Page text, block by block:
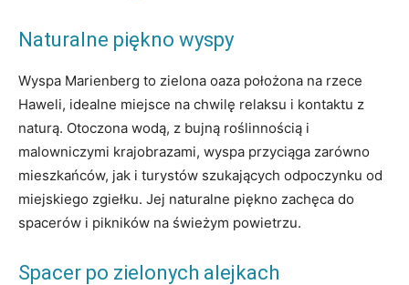
Naturalne piękno wyspy
Wyspa Marienberg to zielona oaza położona na rzece
Haweli, idealne miejsce na chwilę relaksu i kontaktu z
naturą. Otoczona wodą, z bujną roślinnością i
malowniczymi krajobrazami, wyspa przyciąga zarówno
mieszkańców, jak i turystów szukających odpoczynku od
miejskiego zgiełku. Jej naturalne piękno zachęca do
spacerów i pikników na świeżym powietrzu.
Spacer po zielonych alejkach